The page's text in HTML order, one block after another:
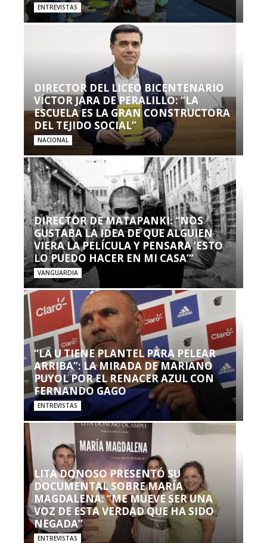
ENTREVISTAS
DIRECTOR DEL LICEO BICENTENARIO
VÍCTOR JARA DE PERALILLO: “LA
ESCUELA ES LA GRAN CONSTRUCTORA
DEL TEJIDO SOCIAL”
NACIONAL
DIRECTOR DE MATAPANKI: “NOS
GUSTABA LA IDEA DE QUE ALGUIEN
VIERA LA PELÍCULA Y PENSARA ‘ESTO
LO PUEDO HACER EN MI CASA’”
VANGUARDIA
“LA U TIENE PLANTEL PARA PELEAR
ARRIBA”: LA MIRADA DE MARIANO
PUYOL POR EL RENACER AZUL CON
FERNANDO GAGO
ENTREVISTAS
LITA DONOSO PRESENTÓ SU
DOCUMENTAL SOBRE MARÍA
MAGDALENA: “ME MUEVE SER UNA
VOZ DE ESTA VERDAD QUE HA SIDO
NEGADA”
ENTREVISTAS